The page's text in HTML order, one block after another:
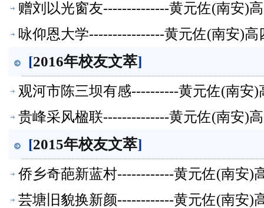
赠刘以光窗友--------------黄元佐(南安)
咏仰恩大学----------------黄元佐(南安)
[2016年校友文萃]
观河市陈三坝有感----------黄元佐(南安
贵峰采风楹联--------------黄元佐(南安)
[2015年校友文萃]
侨乡奇葩新蓝村------------黄元佐(南安)
芸塘旧貌换新颜------------黄元佐(南安)